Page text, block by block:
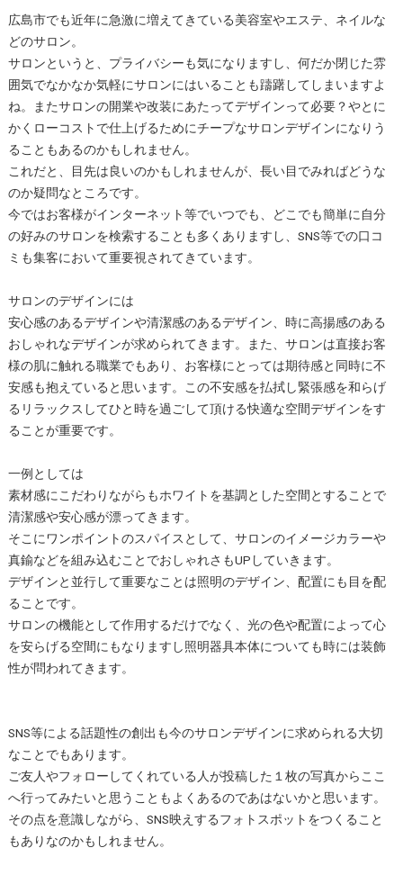
広島市でも近年に急激に増えてきている美容室やエステ、ネイルな
どのサロン。
サロンというと、プライバシーも気になりますし、何だか閉じた雰
囲気でなかなか気軽にサロンにはいることも躊躇してしまいますよ
ね。またサロンの開業や改装にあたってデザインって必要？やとに
かくローコストで仕上げるためにチープなサロンデザインになりう
ることもあるのかもしれません。
これだと、目先は良いのかもしれませんが、長い目でみればどうな
のか疑問なところです。
今ではお客様がインターネット等でいつでも、どこでも簡単に自分
の好みのサロンを検索することも多くありますし、SNS等での口コ
ミも集客において重要視されてきています。
サロンのデザインには
安心感のあるデザインや清潔感のあるデザイン、時に高揚感のある
おしゃれなデザインが求められてきます。また、サロンは直接お客
様の肌に触れる職業でもあり、お客様にとっては期待感と同時に不
安感も抱えていると思います。この不安感を払拭し緊張感を和らげ
るリラックスしてひと時を過ごして頂ける快適な空間デザインをす
ることが重要です。
一例としては
素材感にこだわりながらもホワイトを基調とした空間とすることで
清潔感や安心感が漂ってきます。
そこにワンポイントのスパイスとして、サロンのイメージカラーや
真鍮などを組み込むことでおしゃれさもUPしていきます。
デザインと並行して重要なことは照明のデザイン、配置にも目を配
ることです。
サロンの機能として作用するだけでなく、光の色や配置によって心
を安らげる空間にもなりますし照明器具本体についても時には装飾
性が問われてきます。
SNS等による話題性の創出も今のサロンデザインに求められる大切
なことでもあります。
ご友人やフォローしてくれている人が投稿した１枚の写真からここ
へ行ってみたいと思うこともよくあるのであはないかと思います。
その点を意識しながら、SNS映えするフォトスポットをつくること
もありなのかもしれません。